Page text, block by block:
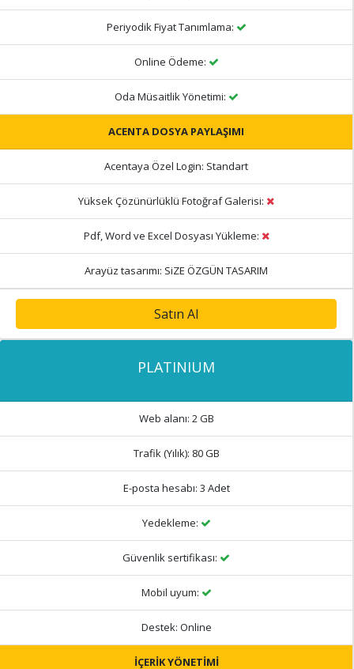
Periyodik Fiyat Tanımlama:
Online Ödeme:
Oda Müsaitlik Yönetimi:
ACENTA DOSYA PAYLAŞIMI
Acentaya Özel Login: Standart
Yüksek Çözünürlüklü Fotoğraf Galerisi:
Pdf, Word ve Excel Dosyası Yükleme:
Arayüz tasarımı: SiZE ÖZGÜN TASARIM
Satın Al
PLATINIUM
Web alanı: 2 GB
Trafik (Yılık): 80 GB
E-posta hesabı: 3 Adet
Yedekleme:
Güvenlik sertifikası:
Mobil uyum:
Destek: Online
İÇERİK YÖNETİMİ